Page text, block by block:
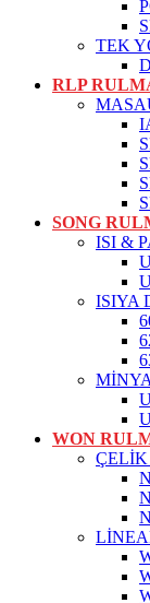
TEK
RLP
SONG
ISI &
ISIYA
WON